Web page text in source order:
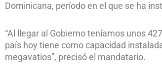
Dominicana, período en el que se ha
“Al llegar al Gobierno teníamos unos
país hoy tiene como capacidad
megavatios”, precisó el mandatario.